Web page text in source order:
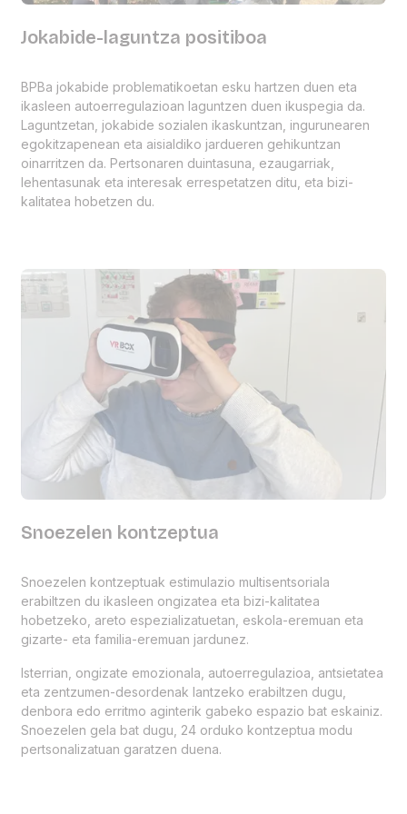
Jokabide-laguntza positiboa
BPBa jokabide problematikoetan esku hartzen duen eta
ikasleen autoerregulazioan laguntzen duen ikuspegia da.
Laguntzetan, jokabide sozialen ikaskuntzan, ingurunearen
egokitzapenean eta aisialdiko jardueren gehikuntzan
oinarritzen da. Pertsonaren duintasuna, ezaugarriak,
lehentasunak eta interesak errespetatzen ditu, eta bizi-
kalitatea hobetzen du.
Snoezelen kontzeptua
Snoezelen kontzeptuak estimulazio multisentsoriala
erabiltzen du ikasleen ongizatea eta bizi-kalitatea
hobetzeko, areto espezializatuetan, eskola-eremuan eta
gizarte- eta familia-eremuan jardunez.
Isterrian, ongizate emozionala, autoerregulazioa, antsietatea
eta zentzumen-desordenak lantzeko erabiltzen dugu,
denbora edo erritmo aginterik gabeko espazio bat eskainiz.
Snoezelen gela bat dugu, 24 orduko kontzeptua modu
pertsonalizatuan garatzen duena.